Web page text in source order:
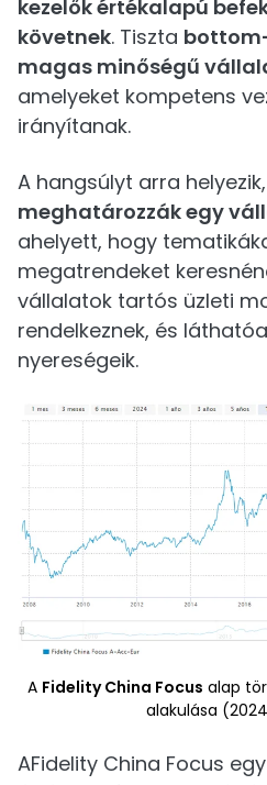
kezelők értékalapú
követnek. Tiszta
magas minőségű
amelyeket kompetens
irányítanak.
A hangsúlyt arra
meghatározzák egy
ahelyett, hogy
megatrendeket
vállalatok tartós üzleti
rendelkeznek, és
nyereségeik.
A Fidelity China Focus alap
alakulása
AFidelity China Focus